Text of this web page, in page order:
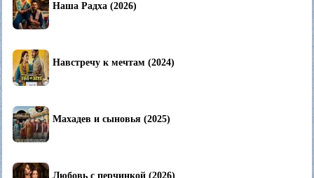
Наша Радха (2026)
Навстречу к мечтам (2024)
Махадев и сыновья (2025)
Любовь с перчинкой (2026)